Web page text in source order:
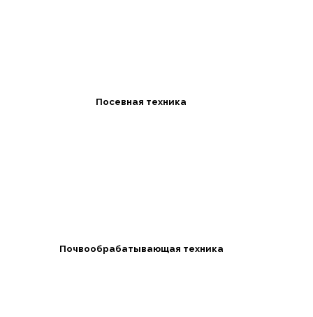
Посевная техника
Почвообрабатывающая техника